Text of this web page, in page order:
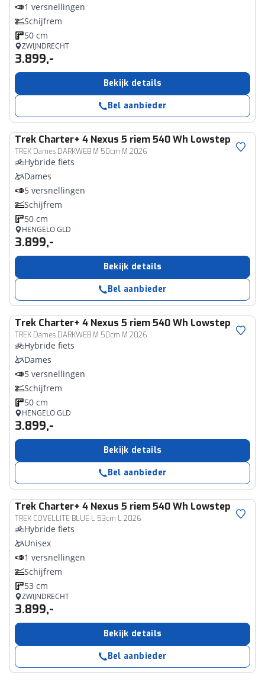
1 versnellingen
Schijfrem
50 cm
ZWIJNDRECHT
3.899,-
Bekijk details
Bel aanbieder
Trek Charter+ 4 Nexus 5 riem 540 Wh Lowstep
TREK Dames DARKWEB M 50cm M 2026
Hybride fiets
Dames
5 versnellingen
Schijfrem
50 cm
HENGELO GLD
3.899,-
Bekijk details
Bel aanbieder
Trek Charter+ 4 Nexus 5 riem 540 Wh Lowstep
TREK Dames DARKWEB M 50cm M 2026
Hybride fiets
Dames
5 versnellingen
Schijfrem
50 cm
HENGELO GLD
3.899,-
Bekijk details
Bel aanbieder
Trek Charter+ 4 Nexus 5 riem 540 Wh Lowstep
TREK COVELLITE BLUE L 53cm L 2026
Hybride fiets
Unisex
1 versnellingen
Schijfrem
53 cm
ZWIJNDRECHT
3.899,-
Bekijk details
Bel aanbieder